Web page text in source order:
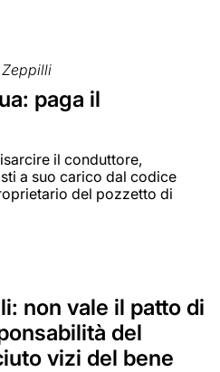
paga il
il conduttore,
a suo carico dal codice
del pozzetto di
non vale il patto di
del
vizi del bene